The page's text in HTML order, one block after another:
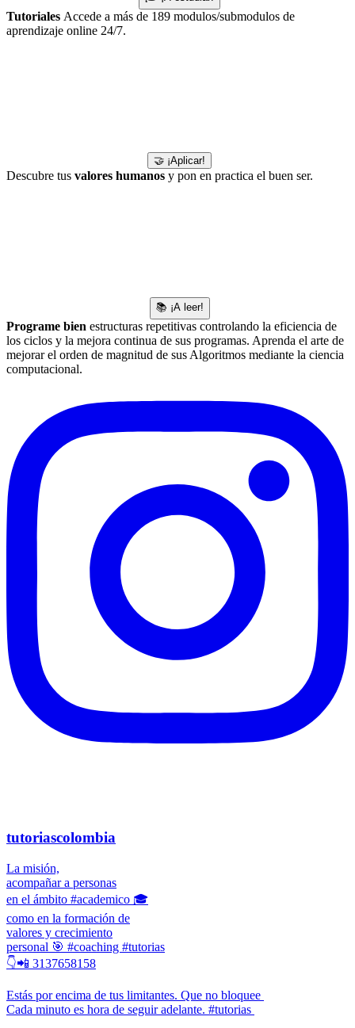
Tutoriales Accede a más de 189 modulos/submodulos de
aprendizaje online 24/7.
🤝 ¡Aplicar!
Descubre tus valores humanos y pon en practica el buen ser.
📚 ¡A leer!
Programe bien estructuras repetitivas controlando la eficiencia de
los ciclos y la mejora continua de sus programas. Aprenda el arte de
mejorar el orden de magnitud de sus Algoritmos mediante la ciencia
computacional.
tutoriascolombia
La misión,
acompañar a personas
en el ámbito #academico 🎓
como en la formación de
valores y crecimiento
personal 🎯 #coaching #tutorias
👇📲 3137658158
Estás por encima de tus limitantes. Que no bloquee
Cada minuto es hora de seguir adelante. #tutorias